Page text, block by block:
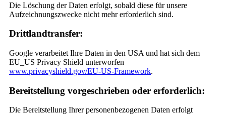
Die Löschung der Daten erfolgt, sobald diese für unsere
Aufzeichnungszwecke nicht mehr erforderlich sind.
Drittlandtransfer:
Google verarbeitet Ihre Daten in den USA und hat sich dem
EU_US Privacy Shield unterworfen
www.privacyshield.gov/EU-US-Framework.
Bereitstellung vorgeschrieben oder erforderlich:
Die Bereitstellung Ihrer personenbezogenen Daten erfolgt